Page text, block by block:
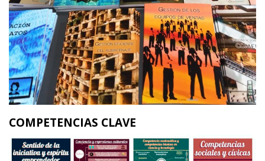
COMPETENCIAS CLAVE